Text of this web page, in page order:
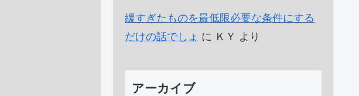
緩すぎたものを最低限必要な条件にする
だけの話でしょ に ＫＹ より
アーカイブ